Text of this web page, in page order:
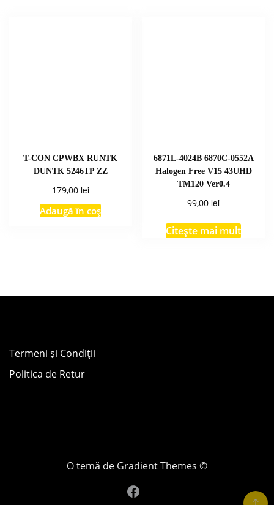
T-CON CPWBX RUNTK
DUNTK 5246TP ZZ
179,00 lei
Adaugă în coș
6871L-4024B 6870C-0552A
Halogen Free V15 43UHD
TM120 Ver0.4
99,00 lei
Citește mai mult
Termeni și Condiții
Politica de Retur
O temă de Gradient Themes ©